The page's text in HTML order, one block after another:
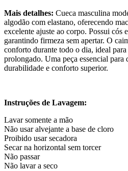
Mais detalhes: Cueca masculina
algodão com elastano, oferecendo
excelente ajuste ao corpo. Possui cós
garantindo firmeza sem apertar. O
conforto durante todo o dia, ideal
prolongado. Uma peça essencial para
durabilidade e conforto superior.
Instruções de Lavagem:
​Lavar somente a mão
Não usar alvejante a base de cloro
Proibido usar secadora
Secar na horizontal sem torcer
Não passar
Não lavar a seco